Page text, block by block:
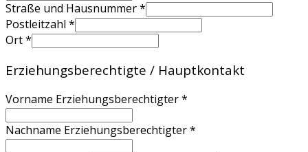
Straße und Hausnummer*
Postleitzahl *
Ort*
Erziehungsberechtigte / Hauptkontakt
Vorname Erziehungsberechtigter*
Nachname Erziehungsberechtigter*